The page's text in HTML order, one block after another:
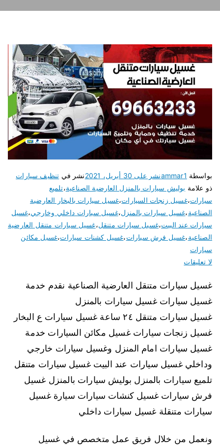
بواسطة ammar1نشر على 30 أبريل، 2021 نشر في تنظيف سيارات
ذو علامة بوليش سيارات بالمنزل العارضية الصناعية،تلميع
سيارات،غسيل زنجات السيارات،غسيل سيارات بالبخار العارضية
الصناعية،غسيل سيارات بالمنزل،غسيل سيارات داخلي وخارجي،غسيل
سيارات عند البيت،غسيل سيارات متنقل،غسيل سيارات متنقل العارضية
الصناعية،غسيل فرش سيارات،غسيل كشنات سيارات،غسيل مكائن
سيارات
لا تعليقات
غسيل سيارات متنقل العارضية الصناعية نقدم خدمة
غسيل سيارات غسيل سيارات بالمنزل
غسيل سيارات متنقل ٢٤ ساعة غسيل سيارات ع البخار
غسيل زنجات سيارات غسيل مكائن السيارات خدمة
غسيل سيارات امام المنزل وغسيل سيارات خارجي
وداخلي غسيل سيارات عند البيت غسيل سيارات متنقل
تلميع سيارات بالمنزل بوليش سيارات بالمنزل غسيل
فرش سيارات غسيل كنشات سيارات سيارة غسيل
سيارات متنقلة غسيل سيارات داخلي
ونعمل من خلال فريق عمل متخصص في غسيل